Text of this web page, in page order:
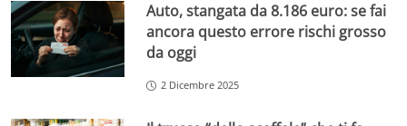
Auto, stangata da 8.186 euro: se fai
ancora questo errore rischi grosso
da oggi
2 Dicembre 2025